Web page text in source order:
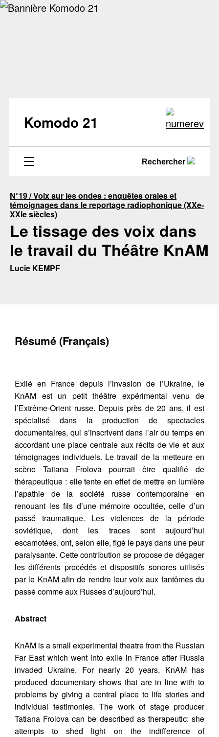
Komodo 21
Rechercher
N°19 / Voix sur les ondes : enquêtes orales et
témoignages dans le reportage radiophonique (XXe-
XXIe siècles)
Le tissage des voix dans
le travail du Théâtre KnAM
Lucie KEMPF
Résumé (Français)
Exilé en France depuis l’invasion de l’Ukraine, le
KnAM est un petit théâtre expérimental venu de
l’Extrême-Orient russe. Depuis près de 20 ans, il est
spécialisé dans la production de spectacles
documentaires, qui s’inscrivent dans l’air du temps en
accordant une place centrale aux récits de vie et aux
témoignages individuels. Le travail de la metteure en
scène Tatiana Frolova pourrait être qualifié de
thérapeutique : elle tente en effet de mettre en lumière
l’apathie de la société russe contemporaine en
renouant les fils d’une mémoire occultée, celle d’un
passé traumatique. Les violences de la période
soviétique, dont les traces sont aujourd’hui
escamotées, ont, selon elle, figé le pays dans une peur
paralysante. Cette contribution se propose de dégager
les différents procédés et dispositifs sonores utilisés
par le KnAM afin de rendre leur voix aux fantômes du
passé comme aux Russes d’aujourd’hui.
Abstract
KnAM is a small experimental theatre from the Russian
Far East which went into exile in France after Russia
invaded Ukraine. For nearly 20 years, KnAM has
produced documentary shows that are in line with to
problems by giving a central place to life stories and
individual testimonies. The work of stage producer
Tatiana Frolova can be described as therapeutic: she
attempts to shed light on the indifference of